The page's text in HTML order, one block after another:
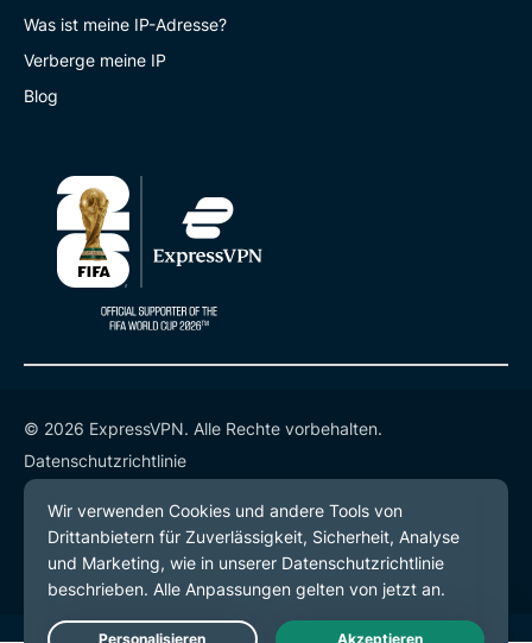
Was ist meine IP-Adresse?
Verberge meine IP
Blog
© 2026 ExpressVPN. Alle Rechte vorbehalten.
Datenschutzrichtlinie
Servicebedingungen
Cookie-Einstellungen